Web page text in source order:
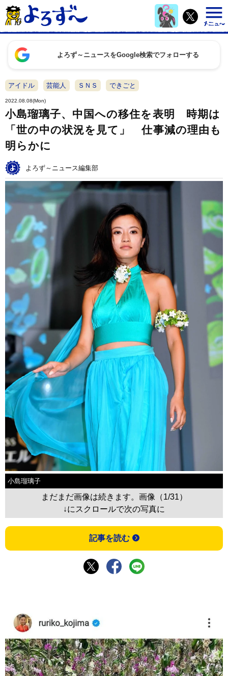
よろず～ニュースをGoogle検索でフォローする
アイドル 芸能人 ＳＮＳ できごと
2022.08.08(Mon)
小島瑠璃子、中国への移住を表明 時期は
「世の中の状況を見て」 仕事減の理由も
明らかに
よろず～ニュース編集部
小島瑠璃子
まだまだ画像は続きます。画像（1/31）
↓にスクロールで次の写真に
記事を読む